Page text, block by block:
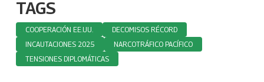
TAGS
COOPERACIÓN EE.UU.
DECOMISOS RÉCORD
INCAUTACIONES 2025
NARCOTRÁFICO PACÍFICO
TENSIONES DIPLOMÁTICAS